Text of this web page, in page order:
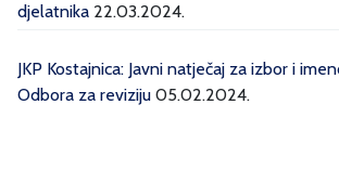
djelatnika 22.03.2024.
JKP Kostajnica: Javni natječaj za izbor i
Odbora za reviziju 05.02.2024.